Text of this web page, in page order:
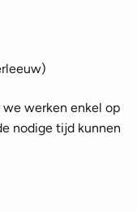
we werken enkel op
nodige tijd kunnen